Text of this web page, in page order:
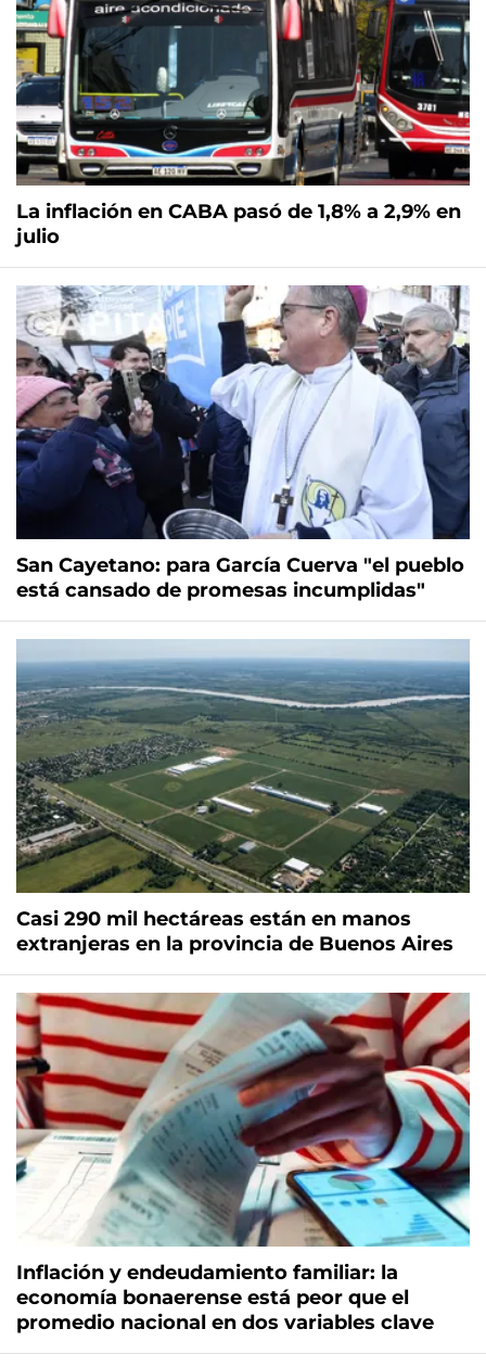
La inflación en CABA pasó de 1,8% a 2,9% en
julio
San Cayetano: para García Cuerva "el pueblo
está cansado de promesas incumplidas"
Casi 290 mil hectáreas están en manos
extranjeras en la provincia de Buenos Aires
Inflación y endeudamiento familiar: la
economía bonaerense está peor que el
promedio nacional en dos variables clave